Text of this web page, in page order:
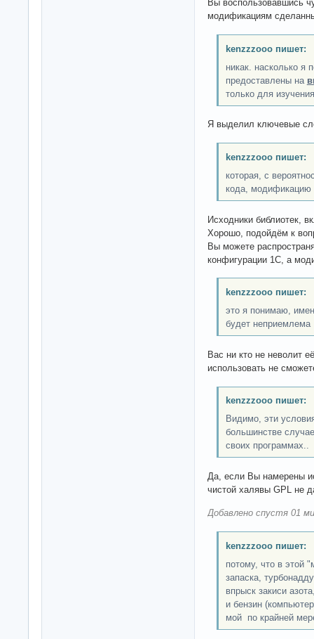
Вы воспользовавшись
модификациям
kenzzzooo пишет:
никак. насколько я
предоставлены на
только для изучения
Я выделил ключевые
kenzzzooo пишет:
которая, с
кода, модификацию
Исходники библиотек,
Хорошо, подойдём к
Вы можете
конфигурации 1С, а
kenzzzooo пишет:
это я понимаю,
будет неприемлема
Вас ни кто не неволит
использовать не
kenzzzooo пишет:
Видимо, эти
большинстве
своих программах..
Да, если Вы намерены
чистой халявы GPL не
Добавлено спустя 01
kenzzzooo пишет:
потому, что в этой
запаска,
впрыск закиси
и бензин
мой по крайней